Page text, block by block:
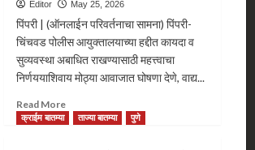
Editor May 25, 2026
पिंपरी | (ऑनलाईन परिवर्तनाचा सामना) पिंपरी-
चिंचवड पोलीस आयुक्तालयाच्या हद्दीत कायदा व
सुव्यवस्था अबाधित राखण्यासाठी महत्त्वाचा
निर्णययाशिवाय मोठ्या आवाजात घोषणा देणे, वाद्य...
Read MoreRead
more
क्राईम बातम्या ताज्या बातम्या पुणे